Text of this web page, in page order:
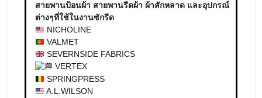
สายพานป้อนผ้า สายพานรีดผ้า ผ้าสักหลาด และอุปกรณ์
ต่างๆที่ใช้ในงานซักรีด
NICHOLINE
VALMET
SEVERNSIDE FABRICS
VERTEX
SPRINGPRESS
A.L.WILSON